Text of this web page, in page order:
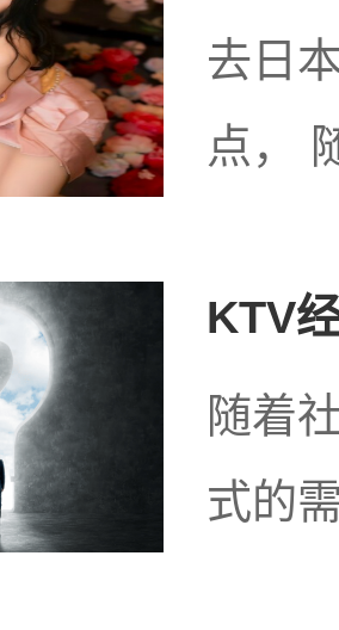
去日
点，
KTV
随着
式的